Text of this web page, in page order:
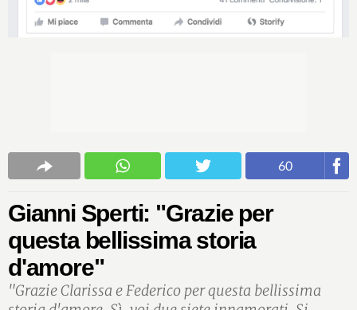
60
Gianni Sperti: "Grazie per
questa bellissima storia
d'amore"
"Grazie Clarissa e Federico per questa bellissima